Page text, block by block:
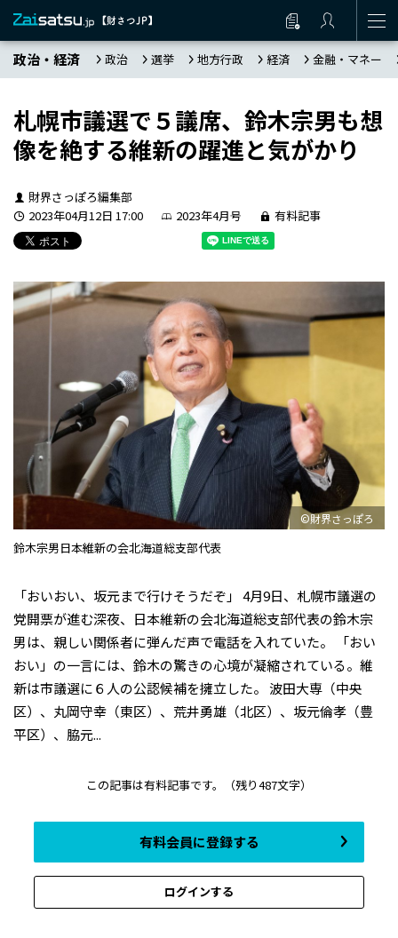
政治・経済 政治 選挙 地方行政 経済 金融・マネー
札幌市議選で５議席、鈴木宗男も想
像を絶する維新の躍進と気がかり
財界さっぽろ編集部
2023年04月12日 17:00
2023年4月号 有料記事
©財界さっぽろ
鈴木宗男日本維新の会北海道総支部代表
「おいおい、坂元まで行けそうだぞ」 4月9日、札幌市議選の
党開票が進む深夜、日本維新の会北海道総支部代表の鈴木宗
男は、親しい関係者に弾んだ声で電話を入れていた。 「おい
おい」の一言には、鈴木の驚きの心境が凝縮されている。維
新は市議選に６人の公認候補を擁立した。 波田大専（中央
区）、丸岡守幸（東区）、荒井勇雄（北区）、坂元倫孝（豊
平区）、脇元...
この記事は有料記事です。 （残り487文字）
有料会員に登録する
ログインする